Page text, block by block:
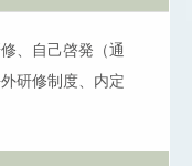
、自己啓発（通
研修制度、内定